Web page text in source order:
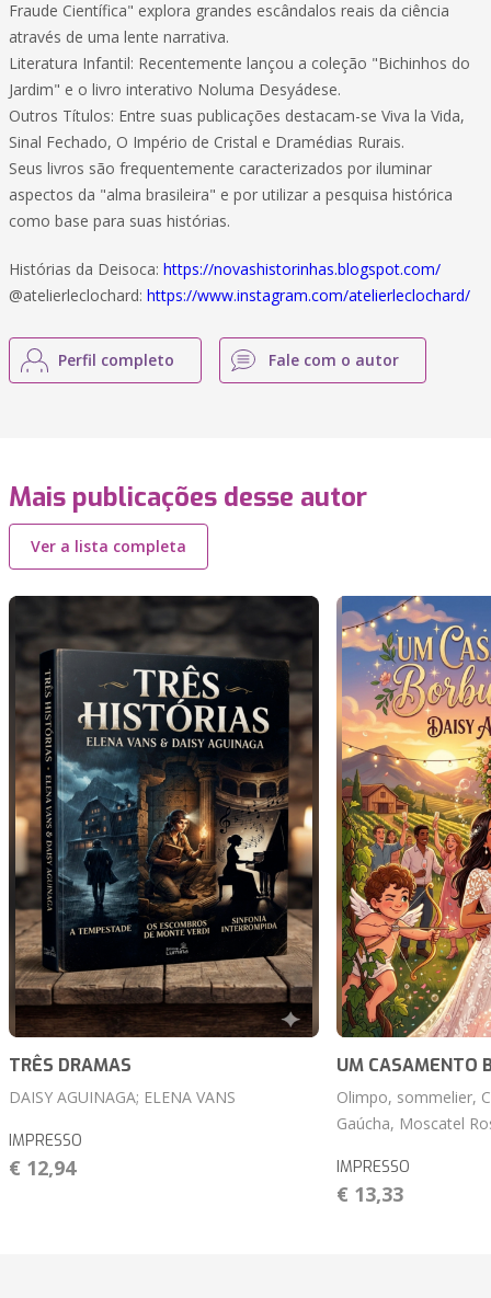
Fraude Científica" explora grandes escândalos reais da ciência
através de uma lente narrativa.
Literatura Infantil: Recentemente lançou a coleção "Bichinhos do
Jardim" e o livro interativo Noluma Desyádese.
Outros Títulos: Entre suas publicações destacam-se Viva la Vida,
Sinal Fechado, O Império de Cristal e Dramédias Rurais.
Seus livros são frequentemente caracterizados por iluminar
aspectos da "alma brasileira" e por utilizar a pesquisa histórica
como base para suas histórias.
Histórias da Deisoca: https://novashistorinhas.blogspot.com/
@atelierleclochard: https://www.instagram.com/atelierleclochard/
Perfil completo Fale com o autor
Mais publicações desse autor
Ver a lista completa
TRÊS DRAMAS
DAISY AGUINAGA; ELENA VANS
IMPRESSO
€ 12,94
UM CASAMENTO
Olimpo, sommelier,
Gaúcha, Moscatel
IMPRESSO
€ 13,33